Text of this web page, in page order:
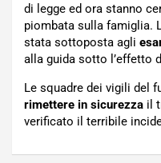
di legge ed ora stanno
piombata sulla famiglia.
stata sottoposta agli
alla guida sotto l’effetto
Le squadre dei vigili del
rimettere in sicurezza il
verificato il terribile